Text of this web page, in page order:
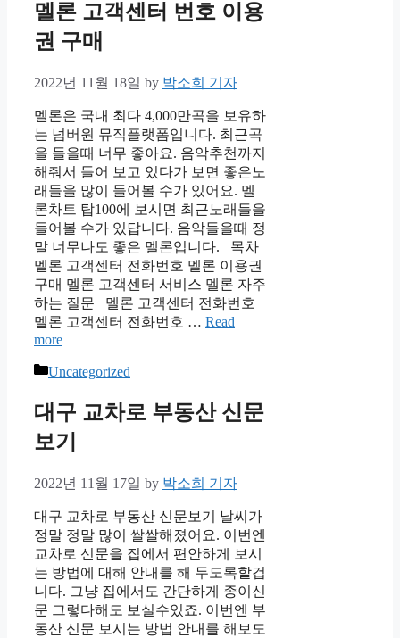
멜론 고객센터 번호 이용
권 구매
2022년 11월 18일 by 박소희 기자
멜론은 국내 최다 4,000만곡을 보유하
는 넘버원 뮤직플랫폼입니다. 최근곡
을 들을때 너무 좋아요. 음악추천까지
해줘서 들어 보고 있다가 보면 좋은노
래들을 많이 들어볼 수가 있어요. 멜
론차트 탑100에 보시면 최근노래들을
들어볼 수가 있답니다. 음악들을때 정
말 너무나도 좋은 멜론입니다. 목차
멜론 고객센터 전화번호 멜론 이용권
구매 멜론 고객센터 서비스 멜론 자주
하는 질문 멜론 고객센터 전화번호
멜론 고객센터 전화번호 … Read
more
Categories
Uncategorized
대구 교차로 부동산 신문
보기
2022년 11월 17일 by 박소희 기자
대구 교차로 부동산 신문보기 날씨가
정말 정말 많이 쌀쌀해졌어요. 이번엔
교차로 신문을 집에서 편안하게 보시
는 방법에 대해 안내를 해 두도록할겁
니다. 그냥 집에서도 간단하게 종이신
문 그렇다해도 보실수있죠. 이번엔 부
동산 신문 보시는 방법 안내를 해보도